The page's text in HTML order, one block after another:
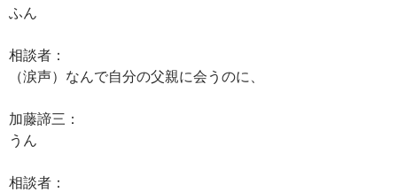
ふん
相談者：
（涙声）なんで自分の父親に会うのに、
加藤諦三：
うん
相談者：